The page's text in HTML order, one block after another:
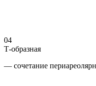
04
Т-образная
— сочетание